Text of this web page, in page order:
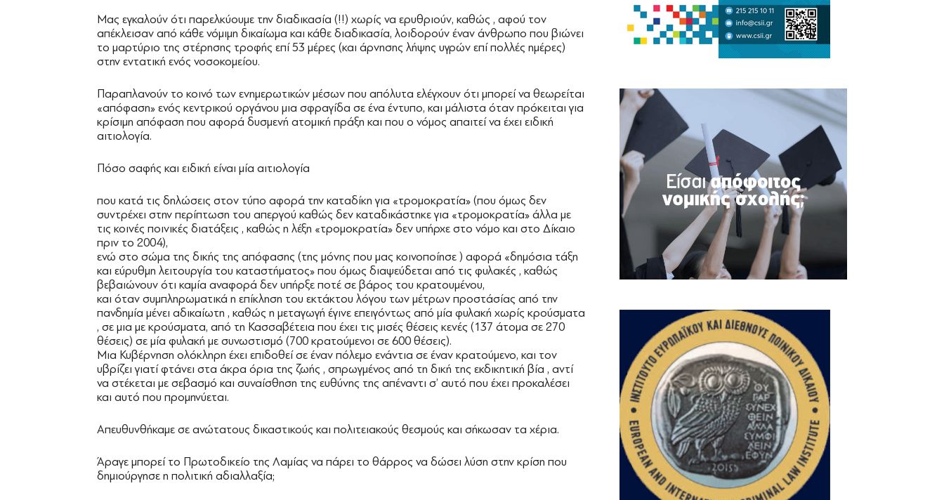
Μας εγκαλούν ότι παρελκύουμε την διαδικασία (!!) χωρίς να ερυθριούν, καθώς , αφού τον
απέκλεισαν από κάθε νόμιμη δικαίωμα και κάθε διαδικασία, λοιδορούν έναν άνθρωπο που βιώνει
το μαρτύριο της στέρησης τροφής επί 53 μέρες (και άρνησης λήψης υγρών επί πολλές ημέρες)
στην εντατική ενός νοσοκομείου.
Παραπλανούν το κοινό των ενημερωτικών μέσων που απόλυτα ελέγχουν ότι μπορεί να θεωρείται
«απόφαση» ενός κεντρικού οργάνου μια σφραγίδα σε ένα έντυπο, και μάλιστα όταν πρόκειται για
κρίσιμη απόφαση που αφορά δυσμενή ατομική πράξη και που ο νόμος απαιτεί να έχει ειδική
αιτιολογία.
Πόσο σαφής και ειδική είναι μία αιτιολογία
που κατά τις δηλώσεις στον τύπο αφορά την καταδίκη για «τρομοκρατία» (που όμως δεν
συντρέχει στην περίπτωση του απεργού καθώς δεν καταδικάστηκε για «τρομοκρατία» άλλα με
τις κοινές ποινικές διατάξεις , καθώς η λέξη «τρομοκρατία» δεν υπήρχε στο νόμο και στο Δίκαιο
πριν το 2004),
ενώ στο σώμα της δικής της απόφασης (της μόνης που μας κοινοποίησε ) αφορά «δημόσια τάξη
και εύρυθμη λειτουργία του καταστήματος» που όμως διαψεύδεται από τις φυλακές , καθώς
βεβαιώνουν ότι καμία αναφορά δεν υπήρξε ποτέ σε βάρος του κρατουμένου,
και όταν συμπληρωματικά η επίκληση του εκτάκτου λόγου των μέτρων προστάσίας από την
πανδημία μένει αδικαίωτη , καθώς η μεταγωγή έγινε επειγόντως από μία φυλακή χωρίς κρούσματα
, σε μια με κρούσματα, από τη Κασσαβέτεια που έχει τις μισές θέσεις κενές (137 άτομα σε 270
θέσεις) σε μία φυλακή με συνωστισμό (700 κρατούμενοι σε 600 θέσεις).
Μια Κυβέρνηση ολόκληρη έχει επιδοθεί σε έναν πόλεμο ενάντια σε έναν κρατούμενο, και τον
υβρίζει γιατί φτάνει στα άκρα όρια της ζωής , σπρωγμένος από τη δική της εκδικητική βία , αντί
να στέκεται με σεβασμό και συναίσθηση της ευθύνης της απέναντι σ’ αυτό που έχει προκαλέσει
και αυτό που προμηνύεται.
Απευθυνθήκαμε σε ανώτατους δικαστικούς και πολιτειακούς θεσμούς και σήκωσαν τα χέρια.
Άραγε μπορεί το Πρωτοδικείο της Λαμίας να πάρει το θάρρος να δώσει λύση στην κρίση που
δημιούργησε η πολιτική αδιαλλαξία;